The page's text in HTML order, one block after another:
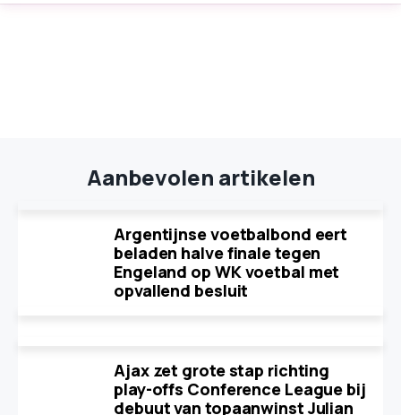
Aanbevolen artikelen
Argentijnse voetbalbond eert
beladen halve finale tegen
Engeland op WK voetbal met
opvallend besluit
Ajax zet grote stap richting
play-offs Conference League bij
debuut van topaanwinst Julian